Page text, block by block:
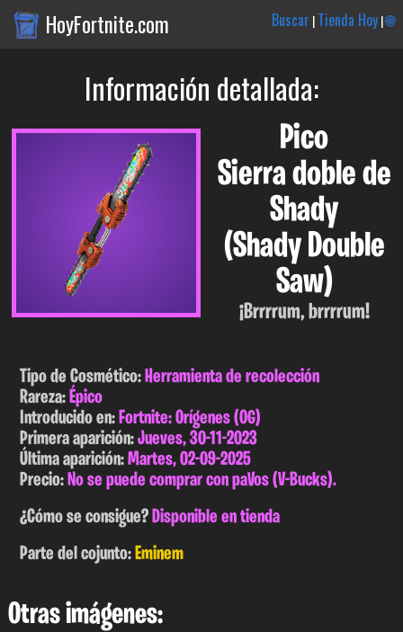
HoyFortnite.com Buscar |Tienda Hoy|🌐
Información detallada:
Pico
Sierra doble de
Shady
(Shady Double
Saw)
¡Brrrrum, brrrrum!
Tipo de Cosmético:Herramienta de recolección
Rareza:Épico
Introducido en:Fortnite: Orígenes (OG)
Primera aparición:Jueves, 30-11-2023
Última aparición:Martes, 02-09-2025
Precio:No se puede comprar con paVos (V-Bucks).
¿Cómo se consigue?Disponible en tienda
Parte del cojunto:Eminem
Otras imágenes: